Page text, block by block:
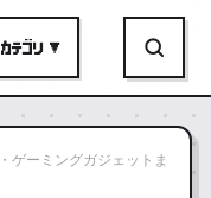
カテゴリ ▼
ゲーミングガジェットま